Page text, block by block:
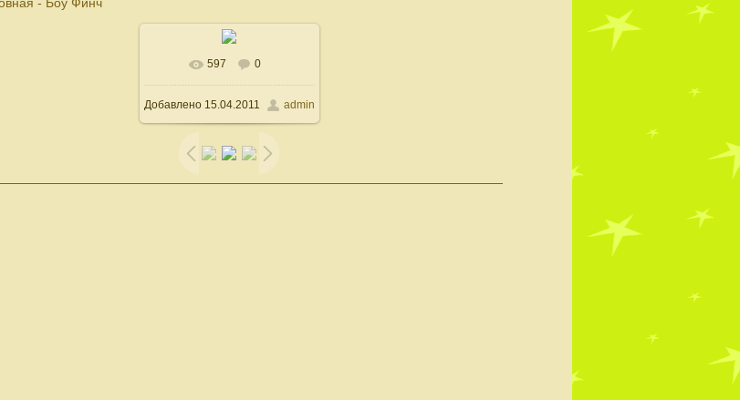
В реальном размере
640x480/ 65.9Kb
597 0
Добавлено15.04.2011 admin